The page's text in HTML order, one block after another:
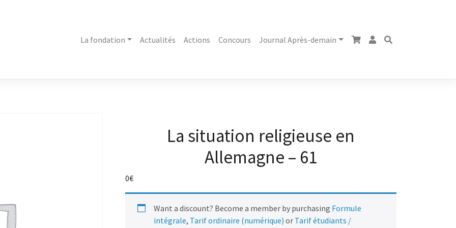
La fondation Actualités Actions Concours Journal Après-demain
La situation religieuse en
Allemagne – 61
0€
Want a discount? Become a member by purchasing Formule
intégrale, Tarif ordinaire (numérique) or Tarif étudiants /